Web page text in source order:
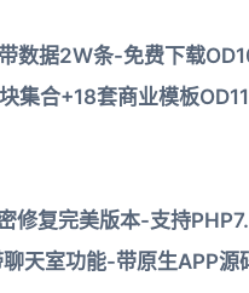
数据2W条-免费下载
集合+18套商业模板
修复完美版本-支持
天室功能-带原生APP源